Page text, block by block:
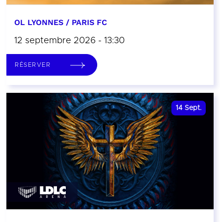
OL LYONNES / PARIS FC
12 septembre 2026 - 13:30
RÉSERVER
14 Sept.